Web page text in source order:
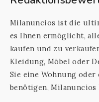
Milanuncios ist die
es Ihnen ermöglicht,
kaufen und zu
Kleidung, Möbel oder
Sie eine Wohnung
benötigen, Milanuncios